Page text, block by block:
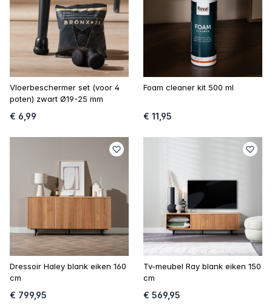
Vloerbeschermer set (voor 4
poten) zwart Ø19-25 mm
€ 6,99
Foam cleaner kit 500 ml
€ 11,95
Dressoir Haley blank eiken 160
cm
€ 799,95
Tv-meubel Ray blank eiken 150
cm
€ 569,95